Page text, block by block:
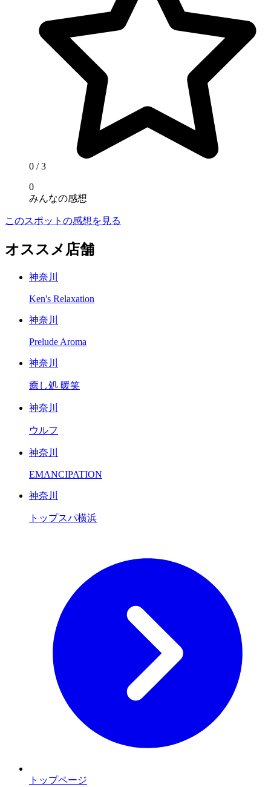
0 / 3
0
みんなの感想
このスポットの感想を見る
オススメ店舗
神奈川
Ken's Relaxation
神奈川
Prelude Aroma
神奈川
癒し処 暖笑
神奈川
ウルフ
神奈川
EMANCIPATION
神奈川
トップスパ横浜
トップページ